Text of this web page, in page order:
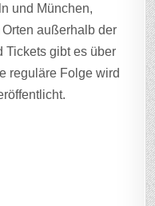
und München,
außerhalb der
Tickets gibt es über
reguläre Folge wird